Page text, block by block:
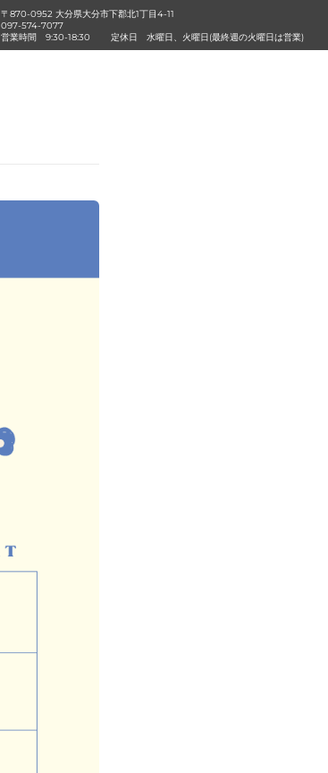
〒870-0952 大分県大分市下郡北1丁目4-11
097-574-7077
営業時間
9:30-18:30 定休日 水曜日、火曜日(最終週の火曜日は営業)